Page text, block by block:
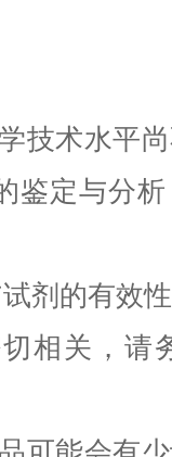
技术水平
鉴定与分
剂的有效
相关，请